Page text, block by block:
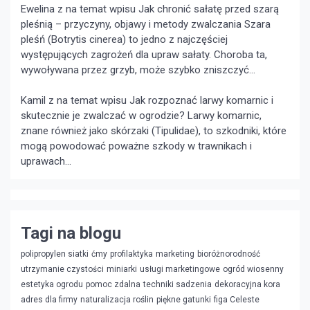
Ewelina z na temat wpisu Jak chronić sałatę przed szarą
pleśnią – przyczyny, objawy i metody zwalczania Szara
pleśń (Botrytis cinerea) to jedno z najczęściej
występujących zagrożeń dla upraw sałaty. Choroba ta,
wywoływana przez grzyb, może szybko zniszczyć...
Kamil z na temat wpisu Jak rozpoznać larwy komarnic i
skutecznie je zwalczać w ogrodzie? Larwy komarnic,
znane również jako skórzaki (Tipulidae), to szkodniki, które
mogą powodować poważne szkody w trawnikach i
uprawach...
Tagi na blogu
polipropylen siatki ćmy profilaktyka marketing bioróżnorodność
utrzymanie czystości miniarki usługi marketingowe ogród wiosenny
estetyka ogrodu pomoc zdalna techniki sadzenia dekoracyjna kora
adres dla firmy naturalizacja roślin piękne gatunki figa Celeste